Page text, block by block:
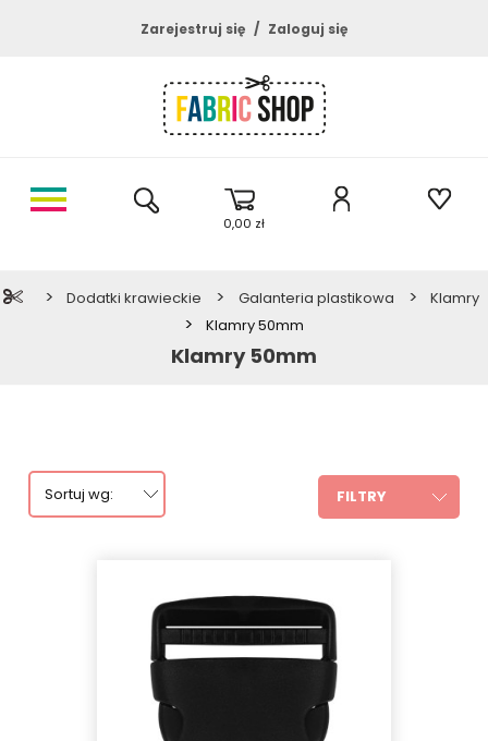
Zarejestruj się Zaloguj się
0,00 zł
> Dodatki krawieckie > Galanteria plastikowa > Klamry
> Klamry 50mm
Klamry 50mm
Sortuj wg: FILTRY